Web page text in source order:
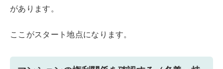
があります。
ここがスタート地点になります。